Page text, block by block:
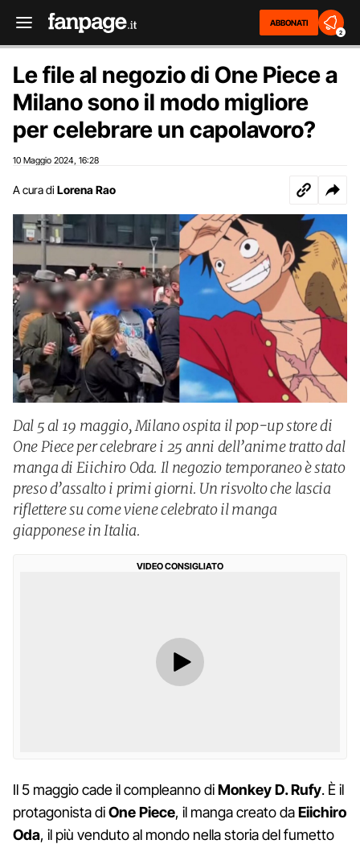
ABBONATI
2
Le file al negozio di One Piece a
Milano sono il modo migliore
per celebrare un capolavoro?
10 Maggio 2024 16:28
A cura di Lorena Rao
Dal 5 al 19 maggio, Milano ospita il pop-up store di
One Piece per celebrare i 25 anni dell’anime tratto dal
manga di Eiichiro Oda. Il negozio temporaneo è stato
preso d’assalto i primi giorni. Un risvolto che lascia
riflettere su come viene celebrato il manga
giapponese in Italia.
VIDEO CONSIGLIATO
Il 5 maggio cade il compleanno diMonkey D. Rufy. È il
protagonista diOne Piece, il manga creato daEiichiro
Oda, il più venduto al mondo nella storia del fumetto